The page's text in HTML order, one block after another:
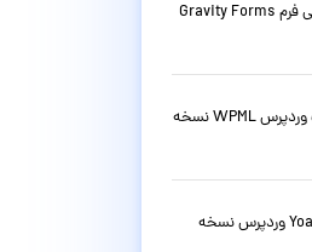
افزونه فرم ساز حرفه ای وردپرس گرویتی فرم Gravity Forms
افزونه قدرتمند چند زبانه کردن سایت وردپرس WPML نسخه
افزونه فارسی سئو Yoast SEO Premium وردپرس نسخه